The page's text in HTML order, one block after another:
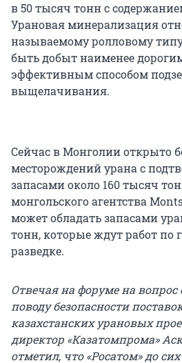
в 50 тысяч тонн с
Урановая минерализация
называемому ролловому
быть добыт наименее
эффективным способом
выщелачивания.
Сейчас в Монголии открыто
месторождений урана с
запасами около 160 тысяч
монгольского агентства
может обладать запасами
тонн, которые ждут работ по
разведке.
Отвечая на форуме на вопрос
поводу безопасности
казахстанских урановых
директор «Казатомпрома»
отметил, что «Росатом» до